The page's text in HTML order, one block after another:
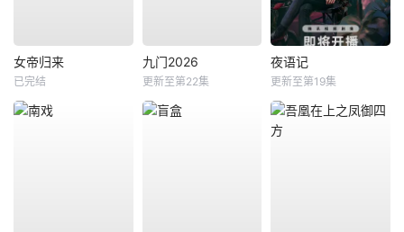
女帝归来
已完结
九门2026
更新至第22集
夜语记
更新至第19集